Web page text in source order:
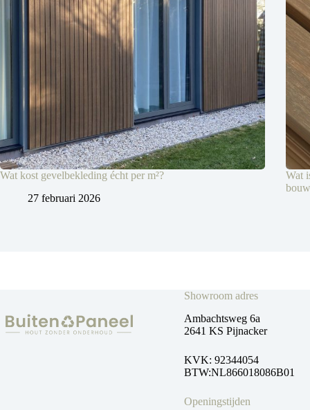
Wat kost gevelbekleding écht per m²?
27 februari 2026
Wat
Showroom adres
Ambachtsweg 6a
2641 KS Pijnacker
KVK: 92344054
BTW:NL866018086B01
Openingstijden